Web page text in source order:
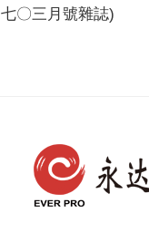
〇三月號雜誌)